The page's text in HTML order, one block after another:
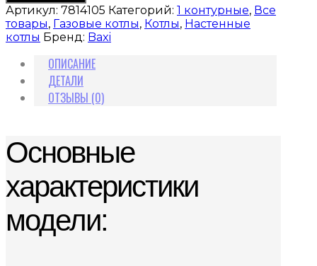
Артикул: 7814105 Категорий: 1 контурные, Все
товары, Газовые котлы, Котлы, Настенные
котлы Бренд: Baxi
ОПИСАНИЕ
ДЕТАЛИ
ОТЗЫВЫ (0)
Основные
характеристики
модели: